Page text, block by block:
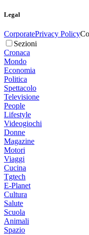
Legal
CorporatePrivacy Policy
Sezioni
Cronaca
Mondo
Economia
Politica
Spettacolo
Televisione
People
Lifestyle
Videogiochi
Donne
Magazine
Motori
Viaggi
Cucina
Tgtech
E-Planet
Cultura
Salute
Scuola
Animali
Spazio